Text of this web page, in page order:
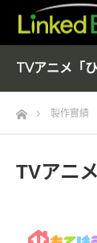
TVアニメ「
Home製作實績
TVアニ